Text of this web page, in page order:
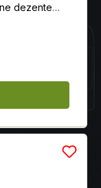
dezente
Die